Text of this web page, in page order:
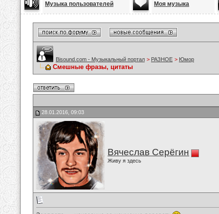
Музыка пользователей Моя музыка
Bisound.com - Музыкальный портал > РАЗНОЕ > Юмор
Смешные фразы, цитаты
28.01.2016, 09:03
Вячеслав Серёгин
Живу я здесь